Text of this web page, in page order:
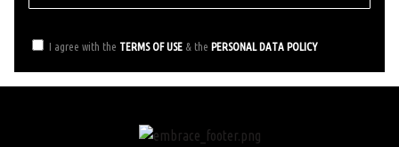
I agree with the TERMS OF USE & the PERSONAL DATA POLICY